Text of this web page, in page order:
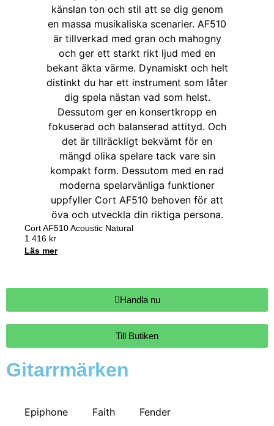
Cort AF510 Acoustic Natural
1 416 kr
Läs mer
Handla nu
Till Butiken
Gitarrmärken
Epiphone Faith Fender